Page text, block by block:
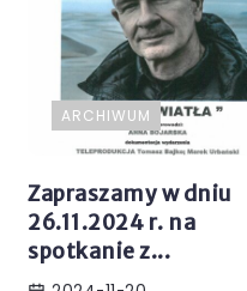
ARCHIWUM
Zapraszamy w dniu
26.11.2024 r. na
spotkanie z...